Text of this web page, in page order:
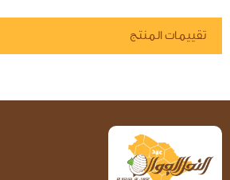
تقييمات المنتج